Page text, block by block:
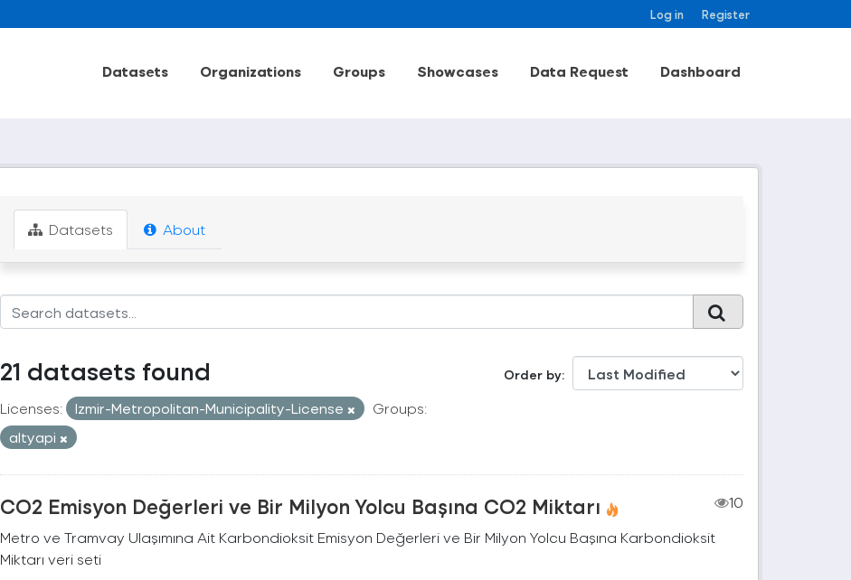
Log in Register
Datasets Organizations Groups Showcases Data Request Dashboard
Datasets About
Order by
21 datasets found
Licenses: Izmir-Metropolitan-Municipality-License
Groups:
altyapi
CO2 Emisyon Değerleri ve Bir Milyon Yolcu Başına CO2 Miktarı
10
Metro ve Tramvay Ulaşımına Ait Karbondioksit Emisyon Değerleri ve Bir Milyon Yolcu Başına Karbondioksit
Miktarı veri seti